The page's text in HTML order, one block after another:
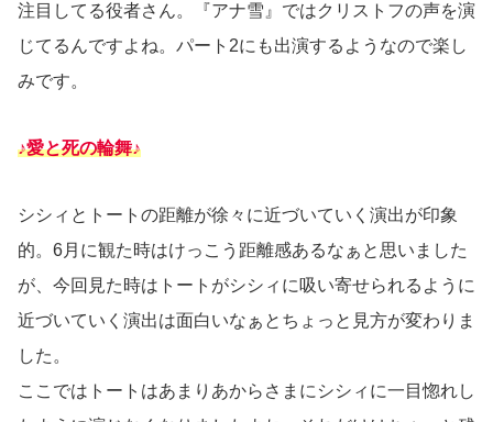
注目してる役者さん。『アナ雪』ではクリストフの声を演
じてるんですよね。パート2にも出演するようなので楽し
みです。
♪愛と死の輪舞♪
シシィとトートの距離が徐々に近づいていく演出が印象
的。6月に観た時はけっこう距離感あるなぁと思いました
が、今回見た時はトートがシシィに吸い寄せられるように
近づいていく演出は面白いなぁとちょっと見方が変わりま
した。
ここではトートはあまりあからさまにシシィに一目惚れし